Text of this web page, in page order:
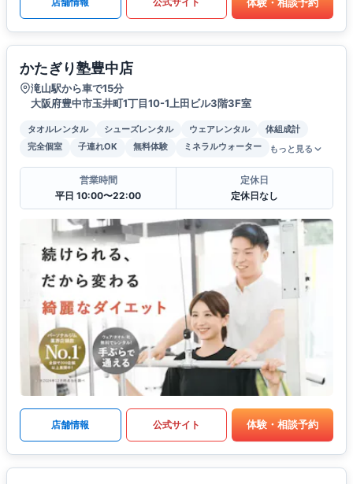
かたぎり塾豊中店
滝山駅から車で15分
大阪府豊中市玉井町1丁目10-1上田ビル3階3F室
タオルレンタル シューズレンタル ウェアレンタル
体組成計
完全個室
子連れOK 無料体験 ミネラルウォーター もっと見る
営業時間
平日 10:00〜22:00
定休日
定休日なし
店舗情報 公式サイト 体験・相談予約